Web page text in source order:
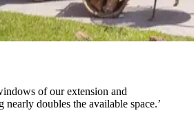
of our extension and
nearly doubles the available space.’